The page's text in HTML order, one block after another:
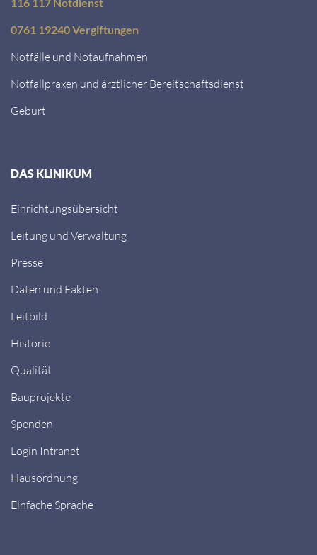
0761 19240 Vergiftungen
Notfälle und Notaufnahmen
Notfallpraxen und ärztlicher Bereitschaftsdienst
Geburt
DAS KLINIKUM
Einrichtungsübersicht
Leitung und Verwaltung
Presse
Daten und Fakten
Leitbild
Historie
Qualität
Bauprojekte
Spenden
Login Intranet
Hausordnung
Einfache Sprache